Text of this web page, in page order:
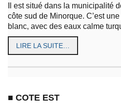
Il est situé dans la municipalité
côte sud de Minorque. C’est
blanc, avec des eaux calme
LIRE LA SUITE…
■ COTE EST